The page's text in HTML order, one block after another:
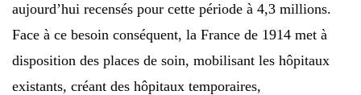
aujourd’hui recensés pour cette période à 4,3 millions.
Face à ce besoin conséquent, la France de 1914 met à
disposition des places de soin, mobilisant les hôpitaux
existants, créant des hôpitaux temporaires,